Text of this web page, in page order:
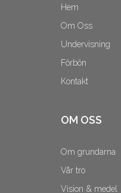
Hem
Om Oss
Undervisning
Förbön
Kontakt
OM OSS
Om grundarna
Vår tro
Vision & medel